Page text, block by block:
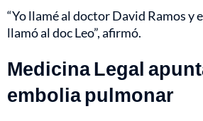
“Yo llamé al doctor David Ramos y
llamó al doc Leo”, afirmó.
Medicina Legal
embolia pulmonar